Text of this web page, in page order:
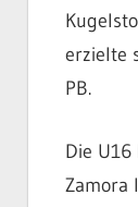
erzielte
PB.
Die
Zamora